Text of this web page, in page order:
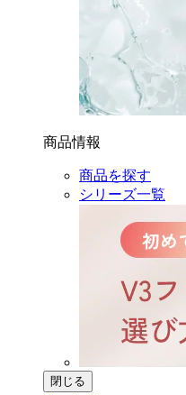
商品情報
商品を探す
シリーズ一覧
閉じる